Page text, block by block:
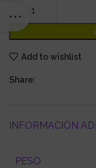
Add to wishlist
Share:
INFORMACIÓN
PESO